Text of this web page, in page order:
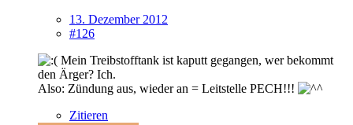
13. Dezember 2012
#126
Mein Treibstofftank ist kaputt gegangen, wer bekommt
den Ärger? Ich.
Also: Zündung aus, wieder an = Leitstelle PECH!!!
Zitieren